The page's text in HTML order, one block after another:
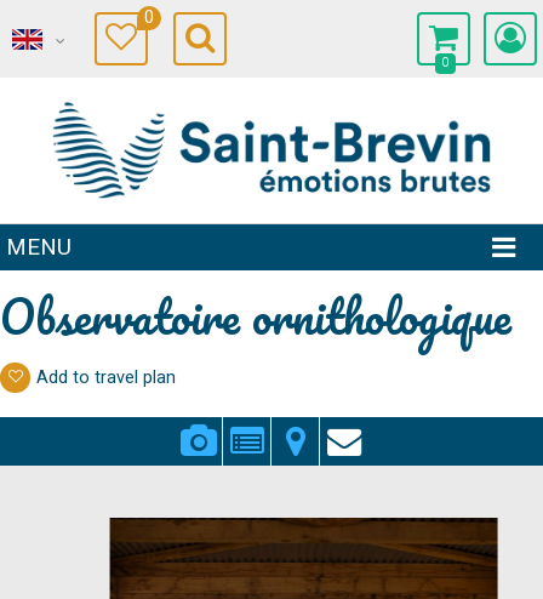
0
0
MENU
Observatoire ornithologique
Add to travel plan